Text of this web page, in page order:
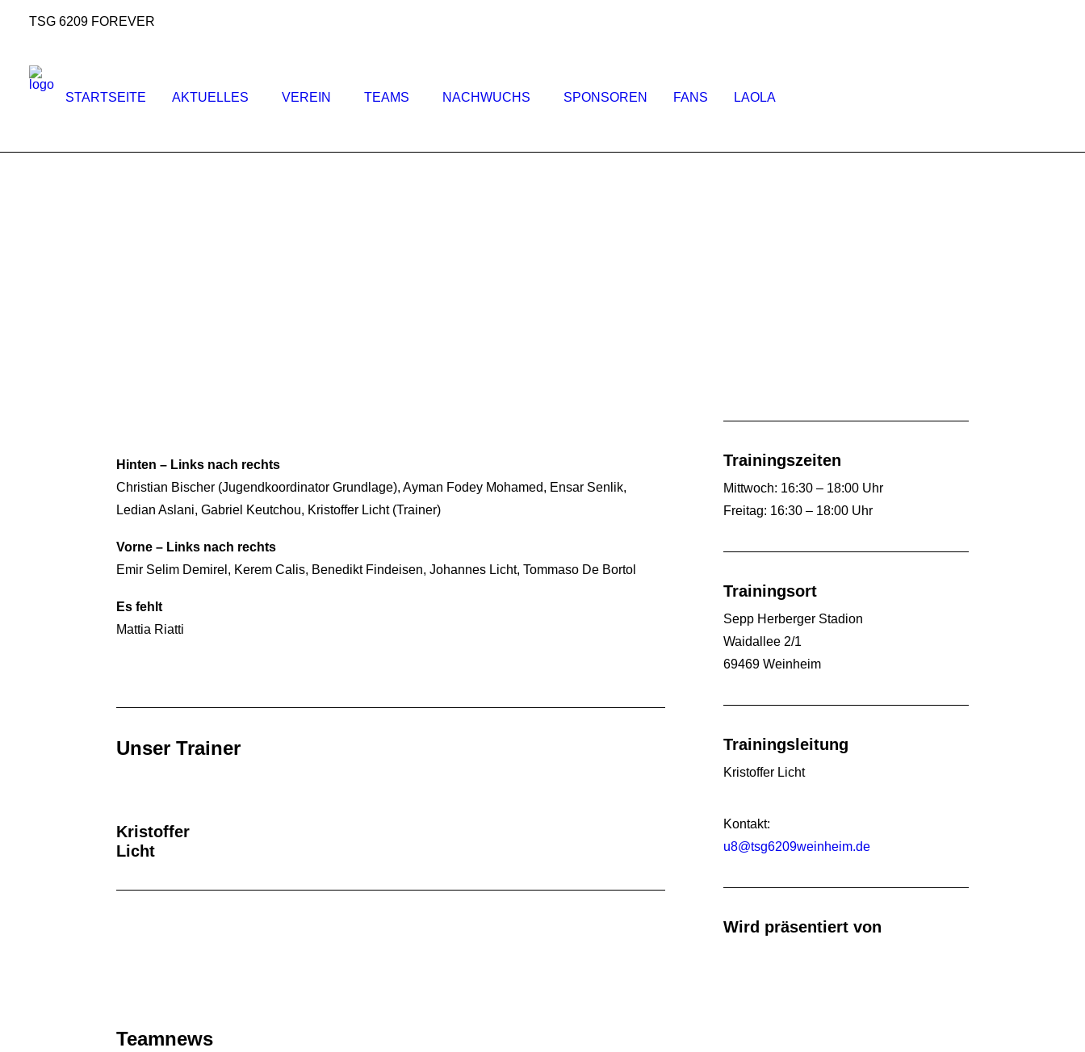
TSG 6209 FOREVER
STARTSEITE AKTUELLES VEREIN TEAMS NACHWUCHS SPONSOREN FANS LAOLA
Hinten – Links nach rechts
Christian Bischer (Jugendkoordinator Grundlage), Ayman Fodey Mohamed, Ensar Senlik,
Ledian Aslani, Gabriel Keutchou, Kristoffer Licht (Trainer)
Vorne – Links nach rechts
Emir Selim Demirel, Kerem Calis, Benedikt Findeisen, Johannes Licht, Tommaso De Bortol
Es fehlt
Mattia Riatti
Unser Trainer
Kristoffer
Licht
Trainingszeiten
Mittwoch: 16:30 – 18:00 Uhr
Freitag: 16:30 – 18:00 Uhr
Trainingsort
Sepp Herberger Stadion
Waidallee 2/1
69469 Weinheim
Trainingsleitung
Kristoffer Licht
Kontakt:
u8@tsg6209weinheim.de
Wird präsentiert von
Teamnews